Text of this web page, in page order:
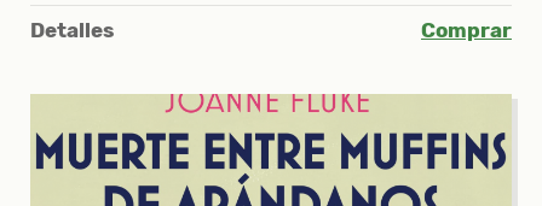
Detalles Comprar